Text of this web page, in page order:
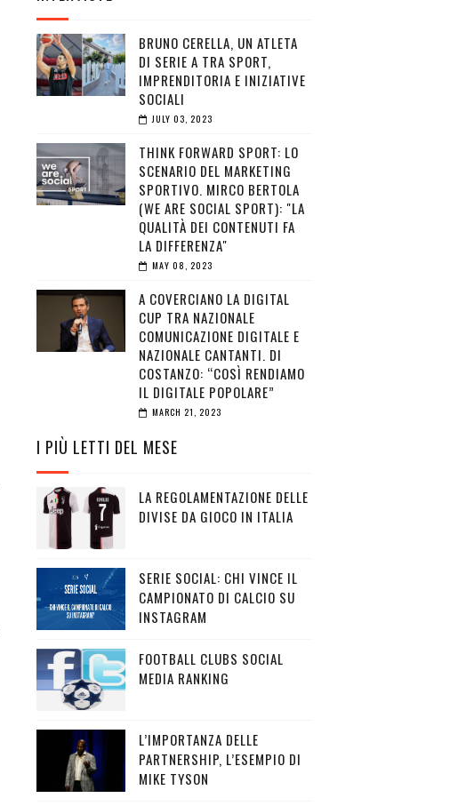
BRUNO CERELLA, UN ATLETA
DI SERIE A TRA SPORT,
IMPRENDITORIA E INIZIATIVE
SOCIALI
JULY 03, 2023
THINK FORWARD SPORT: LO
SCENARIO DEL MARKETING
SPORTIVO. MIRCO BERTOLA
(WE ARE SOCIAL SPORT): "LA
QUALITÀ DEI CONTENUTI FA
LA DIFFERENZA"
MAY 08, 2023
A COVERCIANO LA DIGITAL
CUP TRA NAZIONALE
COMUNICAZIONE DIGITALE E
NAZIONALE CANTANTI. DI
COSTANZO: “COSÌ RENDIAMO
IL DIGITALE POPOLARE”
MARCH 21, 2023
I PIÙ LETTI DEL MESE
LA REGOLAMENTAZIONE DELLE
DIVISE DA GIOCO IN ITALIA
SERIE SOCIAL: CHI VINCE IL
CAMPIONATO DI CALCIO SU
INSTAGRAM
FOOTBALL CLUBS SOCIAL
MEDIA RANKING
L’IMPORTANZA DELLE
PARTNERSHIP, L’ESEMPIO DI
MIKE TYSON